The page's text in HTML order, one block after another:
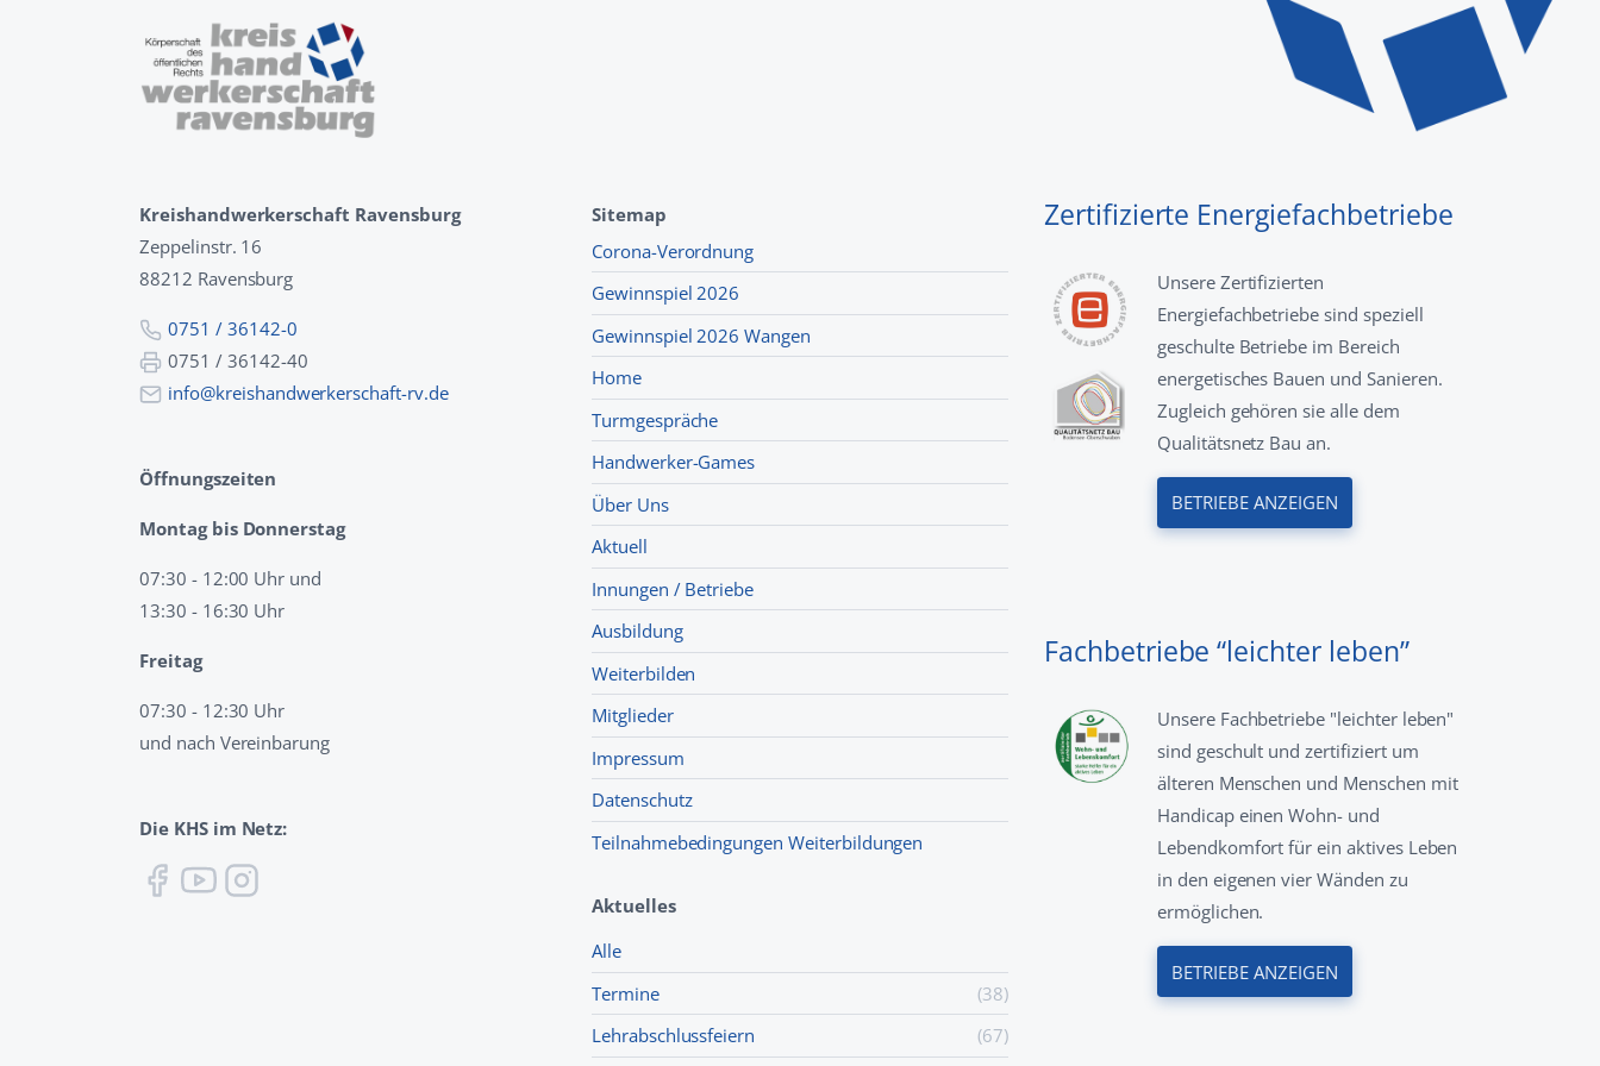
Kreishandwerkerschaft Ravensburg
Zeppelinstr. 16
88212 Ravensburg
0751 / 36142-0
0751 / 36142-40
info@kreishandwerkerschaft-rv.de
Öffnungszeiten
Montag bis Donnerstag
07:30 - 12:00 Uhr und
13:30 - 16:30 Uhr
Freitag
07:30 - 12:30 Uhr
und nach Vereinbarung
Die KHS im Netz:
Sitemap
Corona-Verordnung
Gewinnspiel 2026
Gewinnspiel 2026 Wangen
Home
Turmgespräche
Handwerker-Games
Über Uns
Aktuell
Innungen / Betriebe
Ausbildung
Weiterbilden
Mitglieder
Impressum
Datenschutz
Teilnahmebedingungen Weiterbildungen
Aktuelles
Alle
Termine
(38)
Lehr­abschluss­feiern
(67)
Zertifizierte Energiefachbetriebe
Unsere Zertifizierten
Energiefachbetriebe sind speziell
geschulte Betriebe im Bereich
energetisches Bauen und Sanieren.
Zugleich gehören sie alle dem
Qualitätsnetz Bau an.
BETRIEBE ANZEIGEN
Fachbetriebe “leichter leben”
Unsere Fachbetriebe "leichter leben"
sind geschult und zertifiziert um
älteren Menschen und Menschen mit
Handicap einen Wohn- und
Lebendkomfort für ein aktives Leben
in den eigenen vier Wänden zu
ermöglichen.
BETRIEBE ANZEIGEN